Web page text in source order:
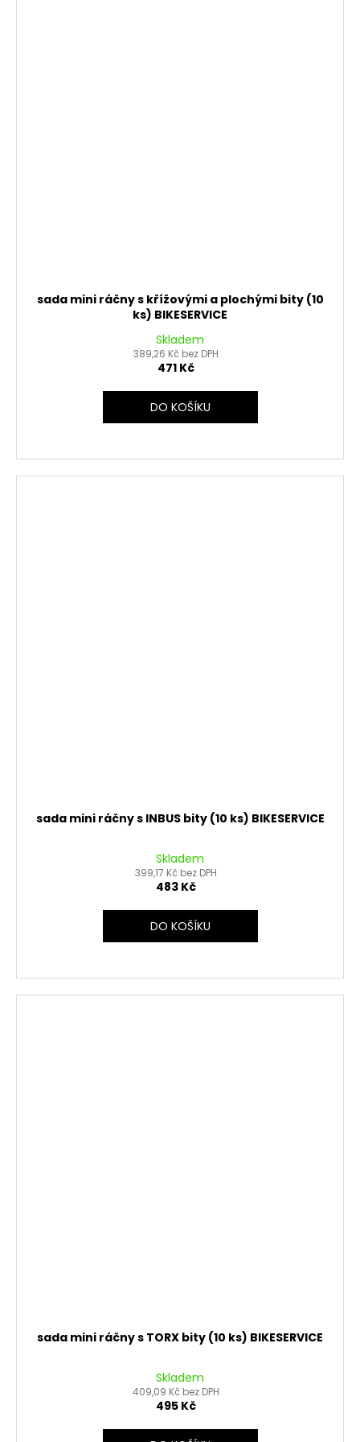
sada mini ráčny s křížovými a plochými bity (10
ks) BIKESERVICE
Skladem
389,26 Kč bez DPH
471 Kč
DO KOŠÍKU
sada mini ráčny s INBUS bity (10 ks) BIKESERVICE
Skladem
399,17 Kč bez DPH
483 Kč
DO KOŠÍKU
sada mini ráčny s TORX bity (10 ks) BIKESERVICE
Skladem
409,09 Kč bez DPH
495 Kč